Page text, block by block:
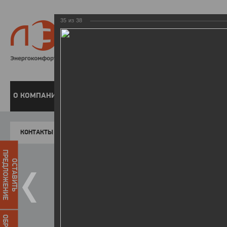
8 800
О КОМПАНИИ
КОНТАКТЫ
ОСТАВИТЬ
ПРЕДЛОЖЕНИЕ
35 из 38